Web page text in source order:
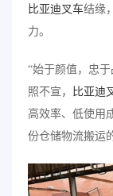
比亚迪叉车结缘
力。
“始于颜值，忠
照不宣，
比亚迪
高效率、低使用
份仓储物流搬运